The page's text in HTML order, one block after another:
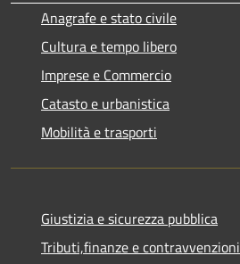
Anagrafe e stato civile
Cultura e tempo libero
Imprese e Commercio
Catasto e urbanistica
Mobilità e trasporti
Giustizia e sicurezza pubblica
Tributi,finanze e contravvenzioni